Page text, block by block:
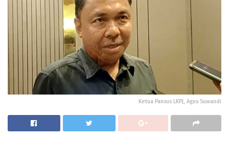
Ketua Pansus LKPJ, Agus Suwandi